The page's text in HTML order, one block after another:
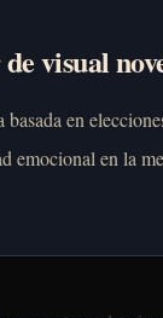
visual
basada en
emocional en la